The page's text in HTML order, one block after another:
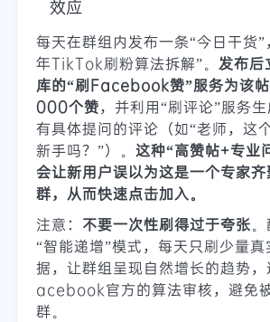
效应
每天在群组内发布一条“今日干货
年TikTok刷粉算法拆解”。 发布后
库的“刷Facebook赞”服务为该
000个赞，并利用“刷评论”服务
有具体提问的评论（如“老师，这
新手吗？”）。 这种“高赞帖+专业
会让新用户误以为这是一个专家
群，从而快速点击加入。
注意： 不要一次性刷得过于夸张
“智能递增”模式，每天只刷少量
据，让群组呈现自然增长的趋势
acebook官方的算法审核，避免
群。